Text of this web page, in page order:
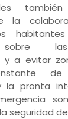
la
sobre
y a evitar
la pronta
seguridad